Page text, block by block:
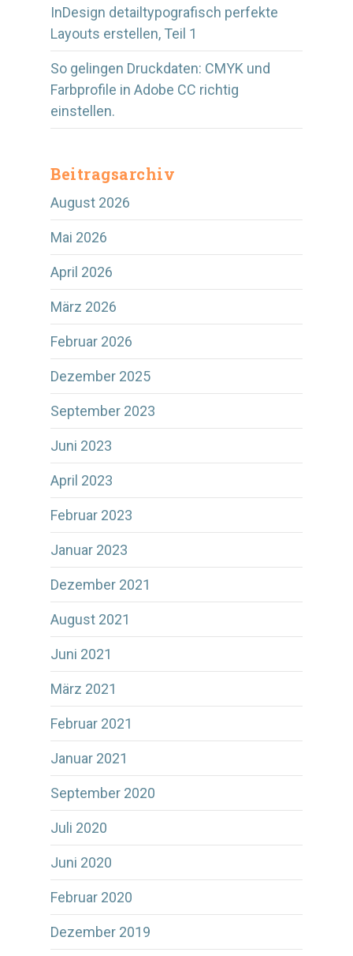
InDesign detailtypografisch perfekte
Layouts erstellen, Teil 1
So gelingen Druckdaten: CMYK und
Farbprofile in Adobe CC richtig
einstellen.
Beitragsarchiv
August 2026
Mai 2026
April 2026
März 2026
Februar 2026
Dezember 2025
September 2023
Juni 2023
April 2023
Februar 2023
Januar 2023
Dezember 2021
August 2021
Juni 2021
März 2021
Februar 2021
Januar 2021
September 2020
Juli 2020
Juni 2020
Februar 2020
Dezember 2019